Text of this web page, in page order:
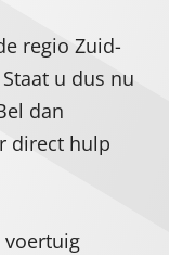
regio Zuid-
u dus nu
dan
direct hulp
voertuig